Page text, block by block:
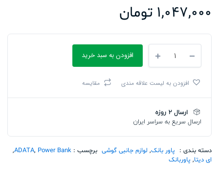
1,047,000 تومان
دیتا
10000mAh
افزودن به سبد خرید
افزودن به لیست علاقه مندی مقایسه
ارسال 2 روزه
ارسال سریع به سراسر ایران
دسته بندی : پاور بانک, لوازم جانبی گوشی برچسب : ADATA, Power Bank
,
ای دیتا, پاوربانک